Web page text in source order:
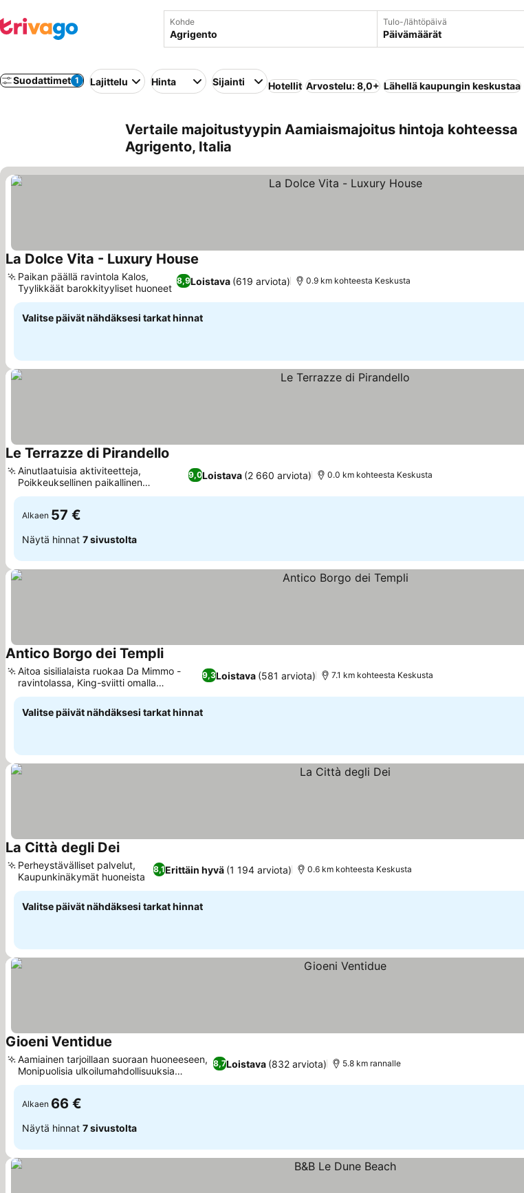
Kohde Tulo-/lähtöpäivä
Päivämäärät
Suodattimet 1 Lajittelu Hinta Sijainti Hotellit Arvostelu: 8,0+ Lähellä kaupungin keskustaa
Vertaile majoitustyypin Aamiaismajoitus hintoja kohteessa
Agrigento, Italia
La Dolce Vita - Luxury House
8,9Loistava (619 arviota)
Paikan päällä ravintola Kalos,
Tyylikkäät barokkityyliset huoneet
0.9 km kohteesta Keskusta
Valitse päivät nähdäksesi tarkat hinnat
Le Terrazze di Pirandello
9,0Loistava (2 660 arviota)
Ainutlaatuisia aktiviteetteja,
Poikkeuksellinen paikallinen
aamiaiskokemus
0.0 km kohteesta Keskusta
Alkaen 57 €
Näytä hinnat 7 sivustolta
Antico Borgo dei Templi
9,3Loistava (581 arviota)
Aitoa sisilialaista ruokaa Da Mimmo -
ravintolassa, King-sviitti omalla
porealtaalla
7.1 km kohteesta Keskusta
Valitse päivät nähdäksesi tarkat hinnat
La Città degli Dei
8,1Erittäin hyvä (1 194 arviota)
Perheystävälliset palvelut,
Kaupunkinäkymät huoneista
0.6 km kohteesta Keskusta
Valitse päivät nähdäksesi tarkat hinnat
Gioeni Ventidue
8,7Loistava (832 arviota)
Aamiainen tarjoillaan suoraan huoneeseen,
Monipuolisia ulkoilumahdollisuuksia
lähistöllä
5.8 km rannalle
Alkaen 66 €
Näytä hinnat 7 sivustolta